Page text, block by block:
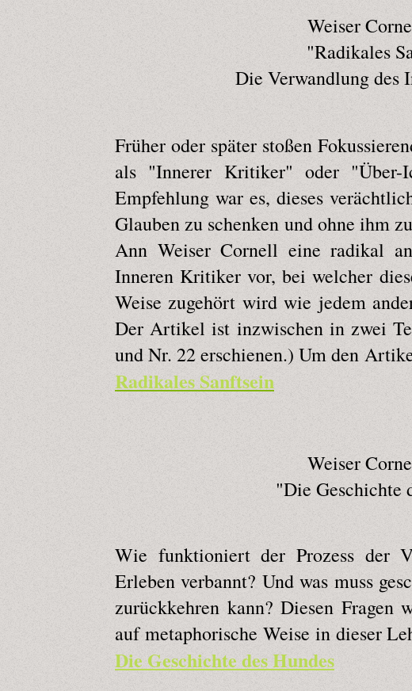
Weiser
"Radikales
Die Verwandlung des
Früher oder später stoßen
als "Innerer Kritiker" oder "Über-
Empfehlung war es, dieses
Glauben zu schenken und ohne ihm
Ann Weiser Cornell eine radikal
Inneren Kritiker vor, bei welcher
Weise zugehört wird wie jedem
Der Artikel ist inzwischen in zwei
und Nr. 22 erschienen.) Um den
Radikales Sanftsein
Weiser
"Die Geschichte
Wie funktioniert der Prozess der
Erleben verbannt? Und was muss
zurückkehren kann? Diesen
auf metaphorische Weise in dieser
Die Geschichte des Hundes